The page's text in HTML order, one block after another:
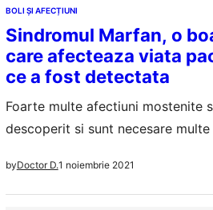
BOLI ȘI AFECȚIUNI
Sindromul Marfan, o
care afecteaza viata
ce a fost detectata
Foarte multe afectiuni mostenite
descoperit si sunt necesare
genetica. Nu este cazul
simptome sunt deja clare inca de
byDoctor D.1 noiembrie 2021